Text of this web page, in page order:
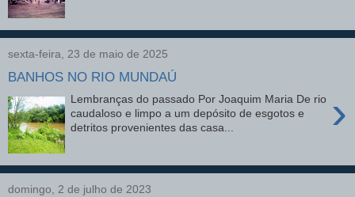
sexta-feira, 23 de maio de 2025
BANHOS NO RIO MUNDAÚ
›
Lembranças do passado Por Joaquim Maria De rio
caudaloso e limpo a um depósito de esgotos e
detritos provenientes das casa...
domingo, 2 de julho de 2023